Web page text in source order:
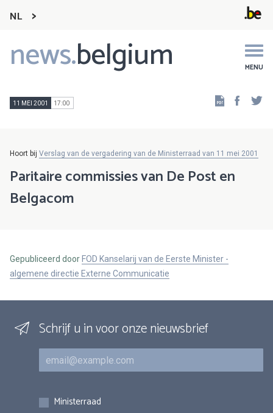
NL
news.belgium MENU
Main
navigation
11 MEI 2001 17:00
Hoort bij Verslag van de vergadering van de Ministerraad van 11 mei 2001
Paritaire commissies van De Post en
Belgacom
Gepubliceerd door FOD Kanselarij van de Eerste Minister -
algemene directie Externe Communicatie
Schrijf u in voor onze nieuwsbrief
E-mail
Inschrijvingen
Ministerraad